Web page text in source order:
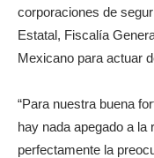
corporaciones de
Estatal, Fiscalía
Mexicano para actuar
“Para nuestra buena
hay nada apegado a la
perfectamente la